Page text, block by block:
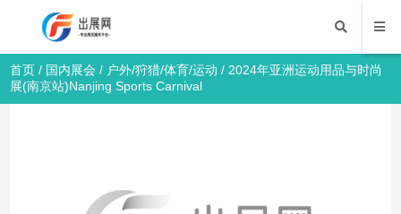
首页 / 国内展会 / 户外/狩猎/体育/运动 / 2024年亚洲运动用品与时尚
展(南京站)Nanjing Sports Carnival